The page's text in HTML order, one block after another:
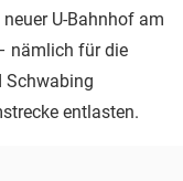
U-Bahnhof am
nämlich für die
Schwabing
entlasten.